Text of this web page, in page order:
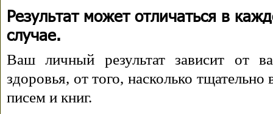
Результат может отличаться в
случае.
Ваш личный результат зависит от
здоровья, от того, насколько
писем и книг.